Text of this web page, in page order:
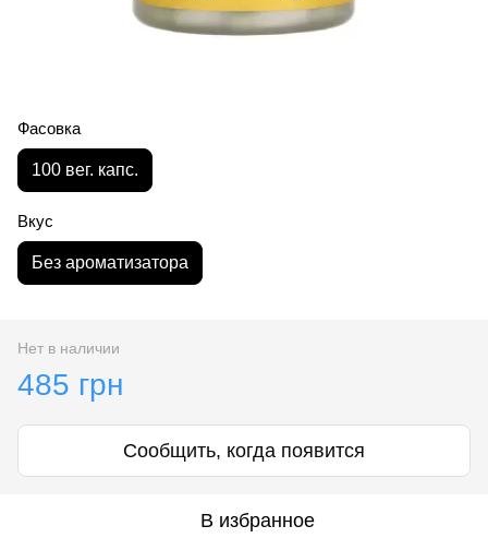
Фасовка
100 вег. капс.
Вкус
Без ароматизатора
Нет в наличии
485 грн
Сообщить, когда появится
В избранное